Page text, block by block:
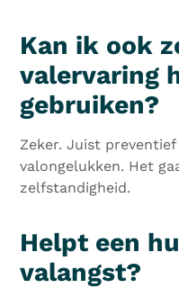
Kan ik ook
valervaring
gebruiken?
Zeker. Juist
valongelukken. Het
zelfstandigheid.
Helpt een
valangst?